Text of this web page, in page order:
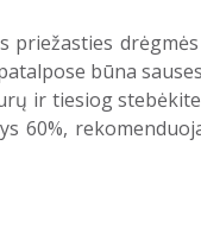
būna
ir tiesiog
60%,